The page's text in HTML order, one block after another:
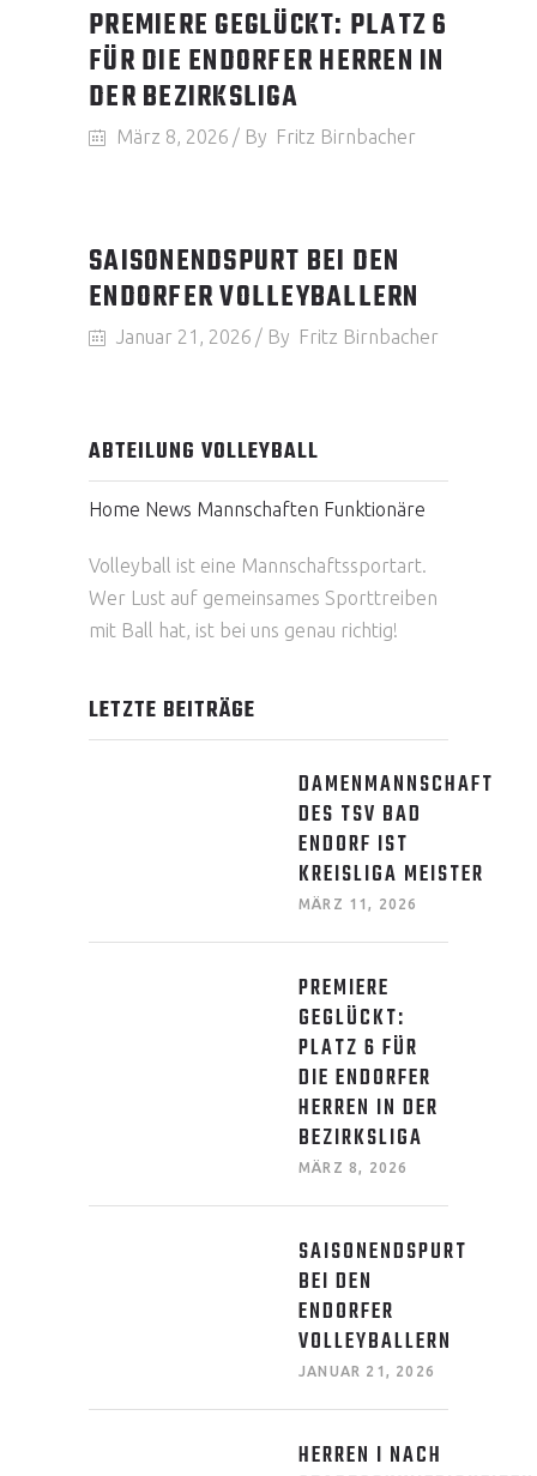
PREMIERE GEGLÜCKT: PLATZ 6
FÜR DIE ENDORFER HERREN IN
DER BEZIRKSLIGA
März 8, 2026 By Fritz Birnbacher
SAISONENDSPURT BEI DEN
ENDORFER VOLLEYBALLERN
Januar 21, 2026 By Fritz Birnbacher
ABTEILUNG VOLLEYBALL
Home News Mannschaften Funktionäre
Volleyball ist eine Mannschaftssportart.
Wer Lust auf gemeinsames Sporttreiben
mit Ball hat, ist bei uns genau richtig!
LETZTE BEITRÄGE
DAMENMANNSCHAFT
DES TSV BAD
ENDORF IST
KREISLIGA MEISTER
MÄRZ 11, 2026
PREMIERE
GEGLÜCKT:
PLATZ 6 FÜR
DIE ENDORFER
HERREN IN DER
BEZIRKSLIGA
MÄRZ 8, 2026
SAISONENDSPURT
BEI DEN
ENDORFER
VOLLEYBALLERN
JANUAR 21, 2026
HERREN I NACH